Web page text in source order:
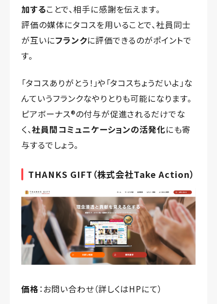
加することで、相手に感謝を伝えます。
評価の媒体にタコスを用いることで、社員同士
が互いにフランクに評価できるのがポイントで
す。
「タコスありがとう！」や「タコスちょうだいよ」な
んていうフランクなやりとりも可能になります。
ピアボーナス®️の付与が促進されるだけでな
く、社員間コミュニケーションの活発化にも寄
与するでしょう。
THANKS GIFT （株式会社Take Action）
価格：お問い合わせ（詳しくはHPにて）